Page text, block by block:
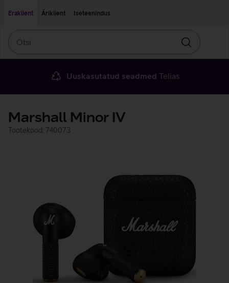
Eraklient
Äriklient Iseteenindus
Otsin
Uuskasutatud seadmed Telias
Marshall Minor IV
Tootekood: 740073